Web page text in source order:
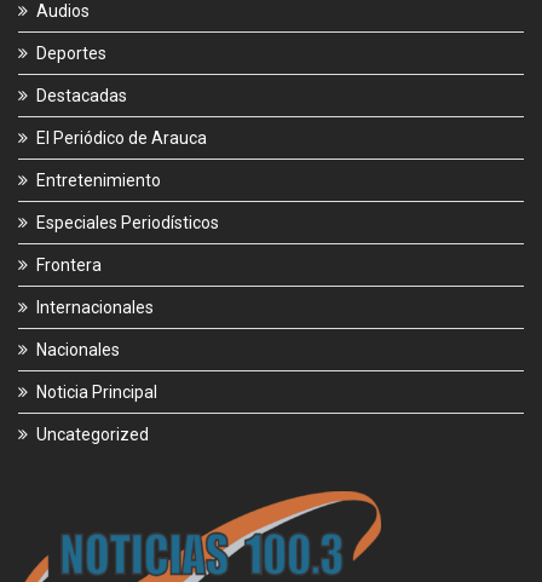
Audios
Deportes
Destacadas
El Periódico de Arauca
Entretenimiento
Especiales Periodísticos
Frontera
Internacionales
Nacionales
Noticia Principal
Uncategorized